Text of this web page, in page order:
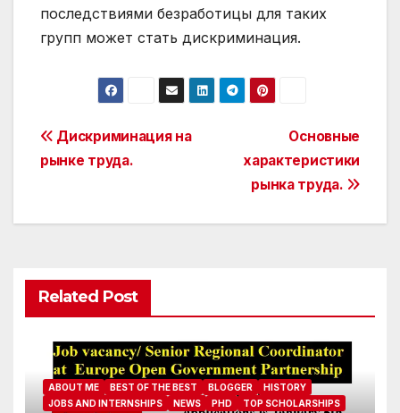
последствиями безработицы для таких
групп может стать дискриминация.
Post
navigation
Основные
характеристики
рынка труда.
Дискриминация на
рынке труда.
Related Post
ABOUT ME BEST OF THE BEST BLOGGER
HISTORY
JOBS AND INTERNSHIPS
NEWS PHD TOP SCHOLARSHIPS